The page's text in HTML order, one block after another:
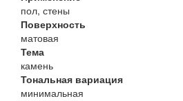
пол, стены
Поверхность
матовая
Тема
камень
Тональная вариация
минимальная